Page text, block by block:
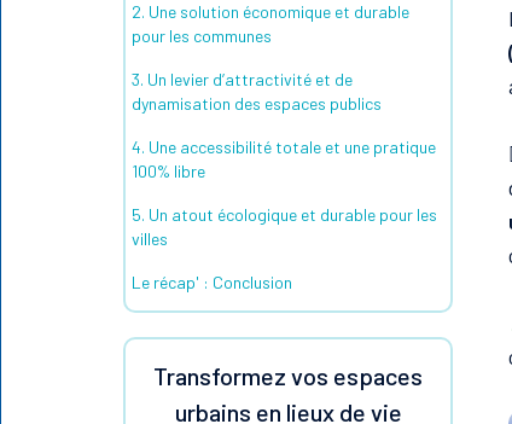
2. Une solution économique et durable
pour les communes
3. Un levier d’attractivité et de
dynamisation des espaces publics
4. Une accessibilité totale et une pratique
100% libre
5. Un atout écologique et durable pour les
villes
Le récap' : Conclusion
Transformez vos espaces
urbains en lieux de vie